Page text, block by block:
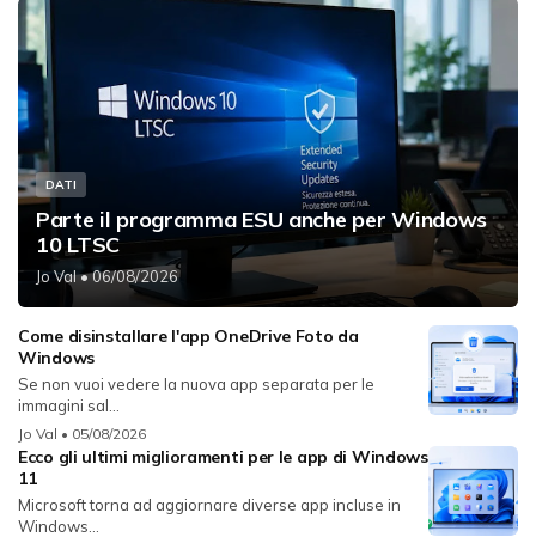
DATI
Parte il programma ESU anche per Windows
10 LTSC
Jo Val• 06/08/2026
Come disinstallare l'app OneDrive Foto da
Windows
Se non vuoi vedere la nuova app separata per le
immagini sal...
Jo Val • 05/08/2026
Ecco gli ultimi miglioramenti per le app di Windows
11
Microsoft torna ad aggiornare diverse app incluse in
Windows...